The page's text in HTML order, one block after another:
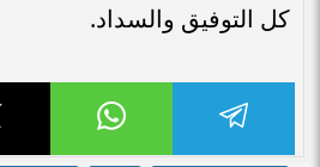
كل التوفيق والسداد.